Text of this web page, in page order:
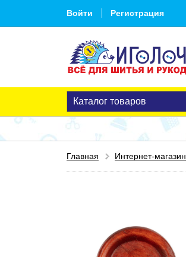
Войти Регистрация
Каталог товаров
Главная Интернет-магазин